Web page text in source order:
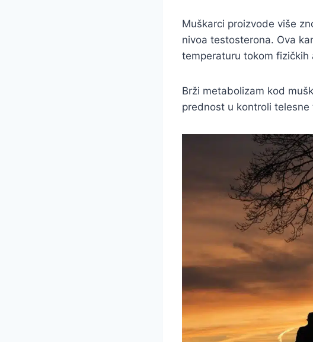
Muškarci proizvode više
nivoa testosterona. Ova
temperaturu tokom fizičkih
Brži metabolizam kod
prednost u kontroli